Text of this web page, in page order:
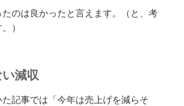
のは良かったと言えます。（と、考
）
減収
記事では「今年は売上げを減らそ